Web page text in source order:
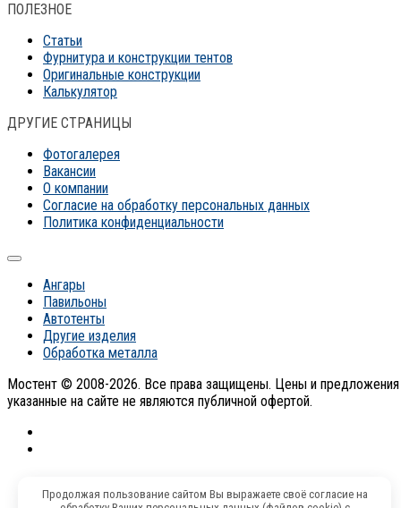
ПОЛЕЗНОЕ
Статьи
Фурнитура и конструкции тентов
Оригинальные конструкции
Калькулятор
ДРУГИЕ СТРАНИЦЫ
Фотогалерея
Вакансии
О компании
Согласие на обработку персональных данных
Политика конфиденциальности
Ангары
Павильоны
Автотенты
Другие изделия
Обработка металла
Мостент © 2008-2026. Все права защищены. Цены и предложения
указанные на сайте не являются публичной офертой.
Продолжая пользование сайтом Вы выражаете своё согласие на